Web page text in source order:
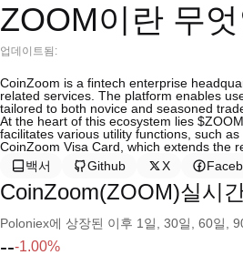
ZOOM이란 무
업데이트됨:
CoinZoom is a fintech enterprise
related services. The platform enables
tailored to both novice and seasoned
At the heart of this ecosystem lies
facilitates various utility functions, such
CoinZoom Visa Card, which extends the
백서
Github X
CoinZoom(ZOOM)실시
Poloniex에 상장된 이후 1일, 30일, 60일,
---1.00%